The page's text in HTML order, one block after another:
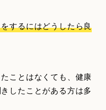
するにはどうしたら良
ことはなくても、健康
したことがある方は多